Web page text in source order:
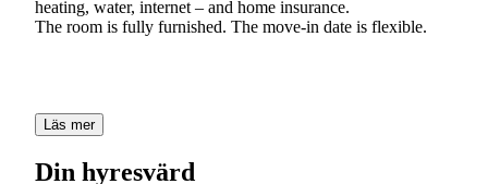
heating, water, internet – and home insurance.
The room is fully furnished. The move-in date is flexible.
Läs mer
Din hyresvärd